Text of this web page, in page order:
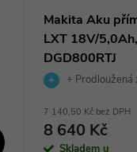
Makita Aku
LXT 18V/
DGD800RTJ
+
7 140,50 Kč bez DPH
8 640 Kč
Skladem u